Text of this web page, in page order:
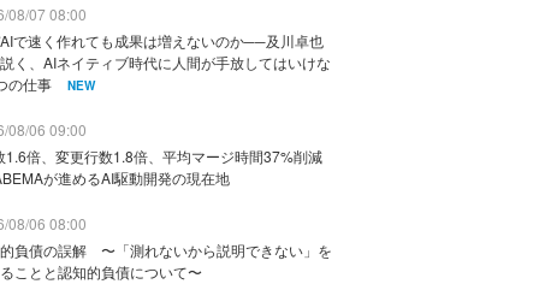
08/07 08:00
で速く作れても成果は増えないのか──及川卓也
く、AIネイティブ時代に人間が手放してはいけな
の仕事
NEW
08/06 09:00
1.6倍、変更行数1.8倍、平均マージ時間37%削減
が進めるAI駆動開発の現在地
08/06 08:00
負債の誤解 〜「測れないから説明できない」を
ことと認知的負債について〜